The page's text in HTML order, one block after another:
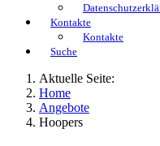
Kontakte
Kontakte
Suche
Aktuelle Seite:
Home
Angebote
Hoopers